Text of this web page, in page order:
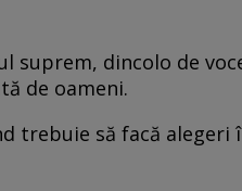
suprem, dincolo de
de oameni.
trebuie să facă alegeri